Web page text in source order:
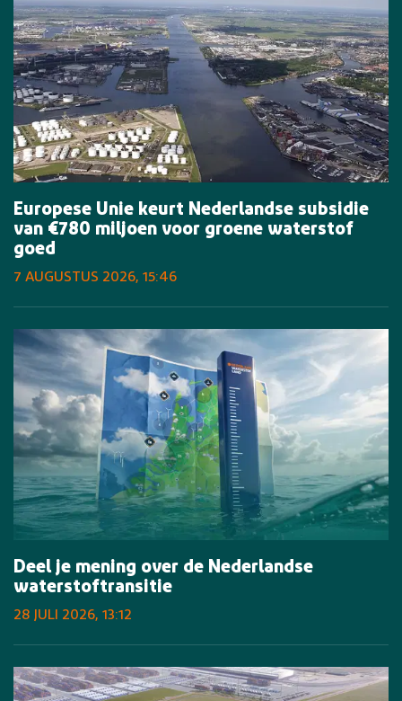
Europese Unie keurt Nederlandse subsidie
van €780 miljoen voor groene waterstof
goed
7 AUGUSTUS 2026, 15:46
Deel je mening over de Nederlandse
waterstoftransitie
28 JULI 2026, 13:12